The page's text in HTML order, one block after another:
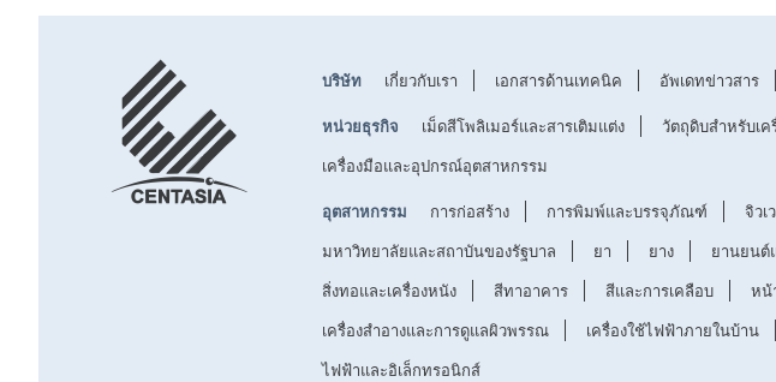
บริษัท เกี่ยวกับเรา เอกสารด้านเทคนิค อัพเดทข่าวสาร
หน่วยธุรกิจ เม็ดสีโพลิเมอร์และสารเติมแต่ง
วัตถุดิบสำหรับเ
เครื่องมือและอุปกรณ์อุตสาหกรรม
อุตสาหกรรม การก่อสร้าง การพิมพ์และบรรจุภัณฑ์ จิวเ
มหาวิทยาลัยและสถาบันของรัฐบาล
ยา ยาง ยานยนต์
สิ่งทอและเครื่องหนัง
สีทาอาคาร สีและการเคลือบ หน้
เครื่องสำอางและการดูแลผิวพรรณ
เครื่องใช้ไฟฟ้าภายในบ้าน
ไฟฟ้าและอิเล็กทรอนิกส์